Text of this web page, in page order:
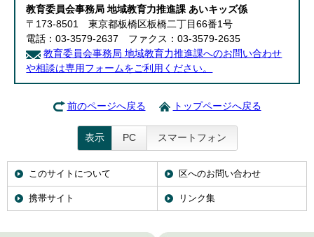
教育委員会事務局 地域教育力推進課 あいキッズ係
〒173-8501 東京都板橋区板橋二丁目66番1号
電話：03-3579-2637 ファクス：03-3579-2635
教育委員会事務局 地域教育力推進課へのお問い合わせ
や相談は専用フォームをご利用ください。
前のページへ戻る トップページへ戻る
表示 PC スマートフォン
このサイトについて 区へのお問い合わせ
携帯サイト リンク集